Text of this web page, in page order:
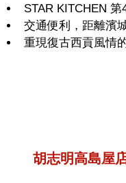
STAR KITCHEN 第
交通便利，距離濱
重現復古西貢風情
胡志明高島屋